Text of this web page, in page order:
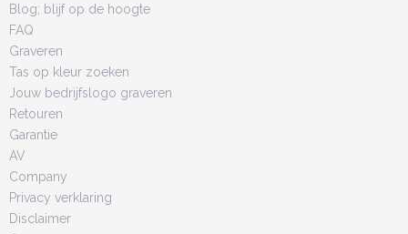
Blog; blijf op de hoogte
FAQ
Graveren
Tas op kleur zoeken
Jouw bedrijfslogo graveren
Retouren
Garantie
AV
Company
Privacy verklaring
Disclaimer